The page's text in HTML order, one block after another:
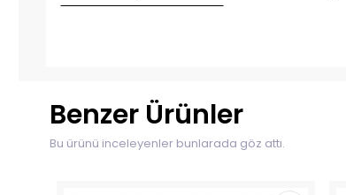
Benzer Ürünler
Bu ürünü inceleyenler bunlarada göz attı.